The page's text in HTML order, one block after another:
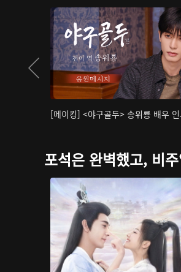
[메이킹] <야구골두> 송위룡 배우
포석은 완벽했고, 비